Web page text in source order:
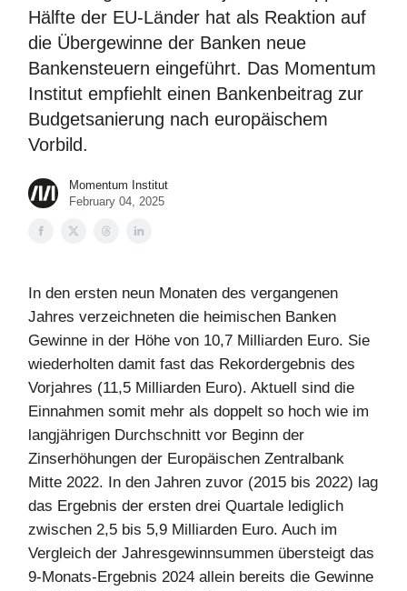
Hälfte der EU-Länder hat als Reaktion auf
die Übergewinne der Banken neue
Bankensteuern eingeführt. Das Momentum
Institut empfiehlt einen Bankenbeitrag zur
Budgetsanierung nach europäischem
Vorbild.
Momentum Institut
February 04, 2025
In den ersten neun Monaten des vergangenen
Jahres verzeichneten die heimischen Banken
Gewinne in der Höhe von 10,7 Milliarden Euro. Sie
wiederholten damit fast das Rekordergebnis des
Vorjahres (11,5 Milliarden Euro). Aktuell sind die
Einnahmen somit mehr als doppelt so hoch wie im
langjährigen Durchschnitt vor Beginn der
Zinserhöhungen der Europäischen Zentralbank
Mitte 2022. In den Jahren zuvor (2015 bis 2022) lag
das Ergebnis der ersten drei Quartale lediglich
zwischen 2,5 bis 5,9 Milliarden Euro. Auch im
Vergleich der Jahresgewinnsummen übersteigt das
9-Monats-Ergebnis 2024 allein bereits die Gewinne